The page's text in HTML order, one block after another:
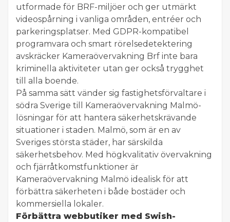
utformade för BRF-miljöer och ger utmärkt
videospårning i vanliga områden, entréer och
parkeringsplatser. Med GDPR-kompatibel
programvara och smart rörelsedetektering
avskräcker Kameraövervakning Brf inte bara
kriminella aktiviteter utan ger också trygghet
till alla boende.
På samma sätt vänder sig fastighetsförvaltare i
södra Sverige till Kameraövervakning Malmö-
lösningar för att hantera säkerhetskrävande
situationer i staden. Malmö, som är en av
Sveriges största städer, har särskilda
säkerhetsbehov. Med högkvalitativ övervakning
och fjärråtkomstfunktioner är
Kameraövervakning Malmö idealisk för att
förbättra säkerheten i både bostäder och
kommersiella lokaler.
Förbättra webbutiker med Swish-